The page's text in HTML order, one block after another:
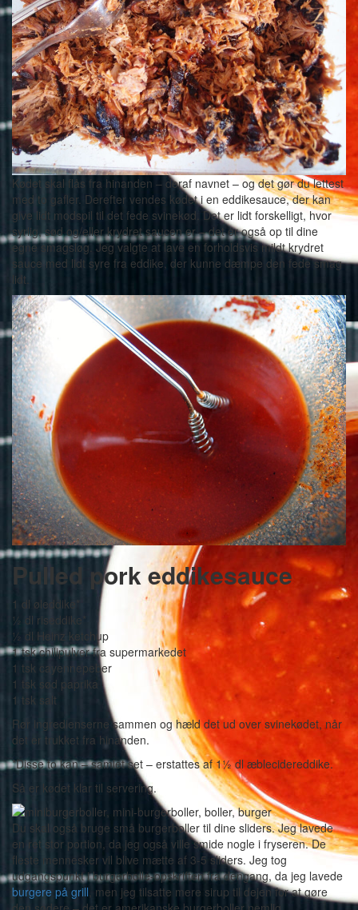
Kødet skal flås fra hinanden – deraf navnet – og det gør du lettest
med to gafler. Derefter vendes kødet i en eddikesauce, der kan
give lidt modspil til det fede svinekød. Det er lidt forskelligt, hvor
syrlig, sød og/eller krydret saucen er – det er også op til dine
egne smagsløg. Jeg valgte at lave en forholdsvis mildt krydret
sauce med lidt syre fra eddike, der kunne dæmpe den fede smag
lidt.
Pulled pork eddikesauce
1 dl øleddike*
½ dl riseddike*
½ dl Heinz ketchup
1 tsk chilipulver fra supermarkedet
1 tsk cayennepeber
1 tsk sød paprika
1 tsk salt
Rør ingredienserne sammen og hæld det ud over svinekødet, når
det er trukket fra hinanden.
*Disse to kan – samlet set – erstattes af 1½ dl æblecidereddike.
Så er kødet klar til servering.
Du skal også bruge små burgerboller til dine sliders. Jeg lavede
en ret stor portion, da jeg også ville smide nogle i fryseren. De
fleste mennesker vil blive mætte af 3-5 sliders. Jeg tog
udgangspunkt i burgerbolle-opskriften fra dengang, da jeg lavede
burgere på grill, men jeg tilsatte mere sirup til dejen for at gøre